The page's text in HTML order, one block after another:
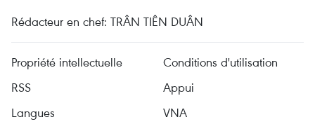
Rédacteur en chef: TRÂN TIÊN DUÂN
Propriété intellectuelle
Conditions d'utilisation
RSS
Appui
Langues
VNA